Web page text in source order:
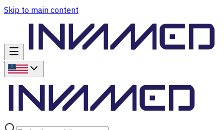
Skip to main content